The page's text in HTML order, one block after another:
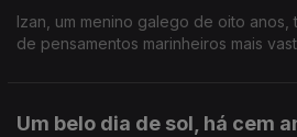
Izan, um menino galego de oito
de pensamentos marinheiros mais
Um belo dia de sol, há cem